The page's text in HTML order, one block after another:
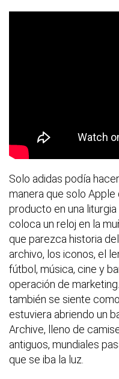
Solo adidas podía
manera que solo
producto en una
coloca un reloj en la
que parezca historia
archivo, los iconos, el
fútbol, música, cine y
operación de
también se siente
estuviera abriendo un
Archive, lleno de
antiguos, mundiales
que se iba la luz.